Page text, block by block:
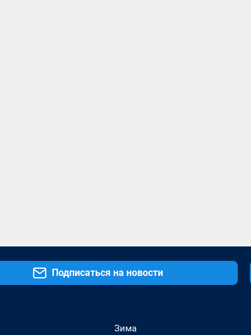
Подписаться на новости
Зима